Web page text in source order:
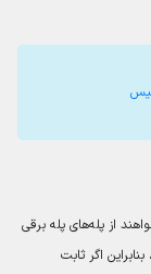
از پله‌های پله برقی
اگر ثابت